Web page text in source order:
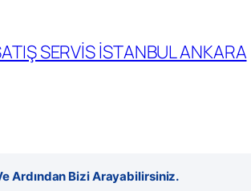
SERVİS İSTANBUL ANKARA
Ardından Bizi Arayabilirsiniz.